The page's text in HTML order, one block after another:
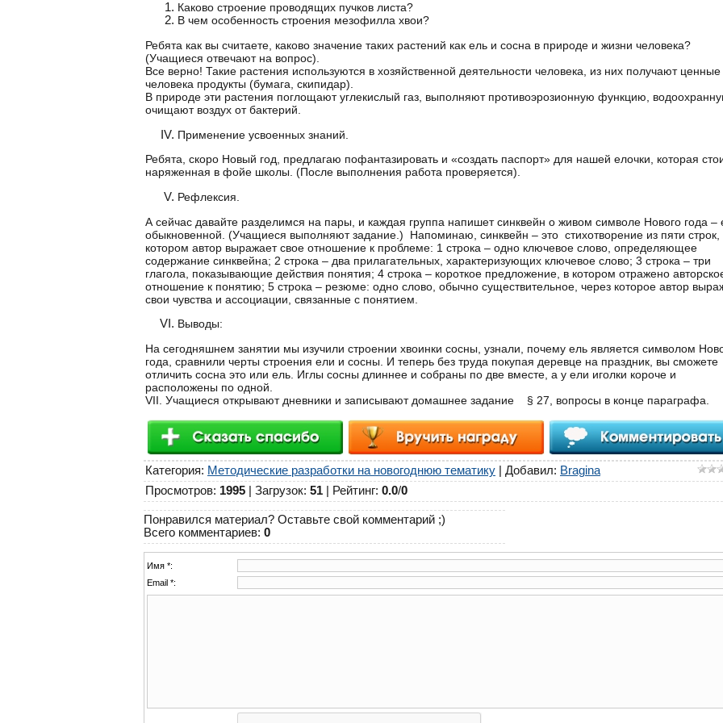
Каково строение проводящих пучков листа?
В чем особенность строения мезофилла хвои?
Ребята как вы считаете, каково значение таких растений как ель и сосна в природе и жизни человека?
(Учащиеся отвечают на вопрос).
Все верно! Такие растения используются в хозяйственной деятельности человека, из них получают
человека продукты (бумага, скипидар).
В природе эти растения поглощают углекислый газ, выполняют противоэрозионную функцию,
очищают воздух от бактерий.
Применение усвоенных знаний.
Ребята, скоро Новый год, предлагаю пофантазировать и «создать паспорт» для нашей елочки, которая
наряженная в фойе школы. (После выполнения работа проверяется).
Рефлексия.
А сейчас давайте разделимся на пары, и каждая группа напишет синквейн о живом символе Нового года –
обыкновенной. (Учащиеся выполняют задание.) Напоминаю, синквейн – это стихотворение из пяти строк,
котором автор выражает свое отношение к проблеме: 1 строка – одно ключевое слово, определяющее
содержание синквейна; 2 строка – два прилагательных, характеризующих ключевое слово; 3 строка – три
глагола, показывающие действия понятия; 4 строка – короткое предложение, в котором отражено
отношение к понятию; 5 строка – резюме: одно слово, обычно существительное, через которое автор
свои чувства и ассоциации, связанные с понятием.
Выводы:
На сегодняшнем занятии мы изучили строении хвоинки сосны, узнали, почему ель является символом
года, сравнили черты строения ели и сосны. И теперь без труда покупая деревце на праздник, вы сможете
отличить сосна это или ель. Иглы сосны длиннее и собраны по две вместе, а у ели иголки короче и
расположены по одной.
VIІ. Учащиеся открывают дневники и записывают домашнее задание § 27, вопросы в конце параграфа.
Категория: Методические разработки на новогоднюю тематику Добавил: Bragina
Просмотров: 1995 Загрузок: 51 Рейтинг: 0.0/0
Понравился материал? Оставьте свой комментарий ;)
Всего комментариев: 0
Имя *:
Email *: